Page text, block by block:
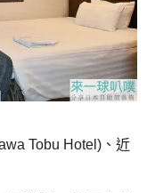
Tobu Hotel)、近